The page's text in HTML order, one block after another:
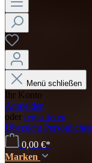
Menü schließen
Ihr Konto
Anmelden
oder registrieren
Übersicht
0,00 €*
Marken